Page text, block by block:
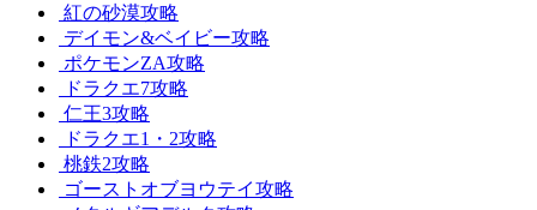
紅の砂漠攻略
デイモン&ベイビー攻略
ポケモンZA攻略
ドラクエ7攻略
仁王3攻略
ドラクエ1・2攻略
桃鉄2攻略
ゴーストオブヨウテイ攻略